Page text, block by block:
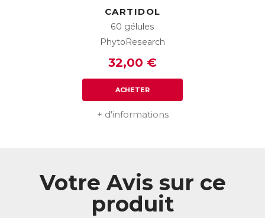
✶ Efficacité immédiate et durable pour 94% des utilisateurs
** Test réalisé sur 52 utilisateurs pendant 21 jours
Télécharger la fiche produit
CARTIDOL
60 gélules
PhytoResearch
32,00 €
ACHETER
+ d'informations
Votre Avis sur ce
produit